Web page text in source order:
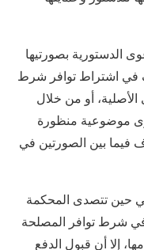
بصورتيها
في اشتراط توافر شرط
أو من خلال
موضوعية منظورة
فيما بين الصورتين في
حين تتصدى المحكمة
شرط توافر المصلحة
إلا أن قبول الدفع